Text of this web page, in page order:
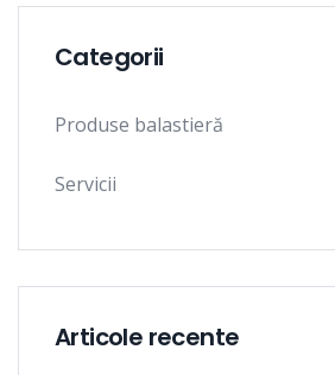
Categorii
Produse balastieră
Servicii
Articole recente